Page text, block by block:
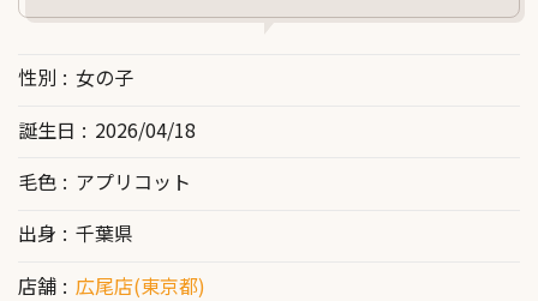
性別
女の子
誕生日
2026/04/18
毛色
アプリコット
出身
千葉県
店舗
広尾店(東京都)